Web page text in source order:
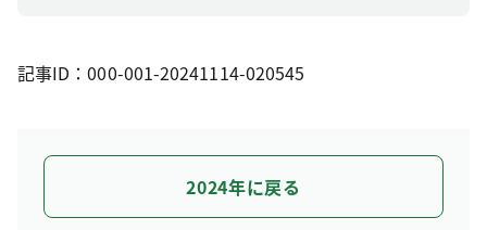
記事ID：000-001-20241114-020545
2024年に戻る